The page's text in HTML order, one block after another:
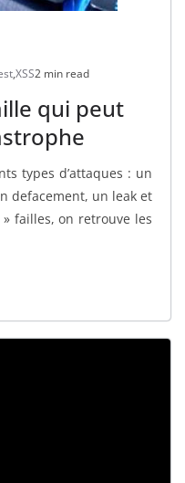
,XSS2 min read
qui peut
types d’attaques : un
defacement, un leak et
failles, on retrouve les